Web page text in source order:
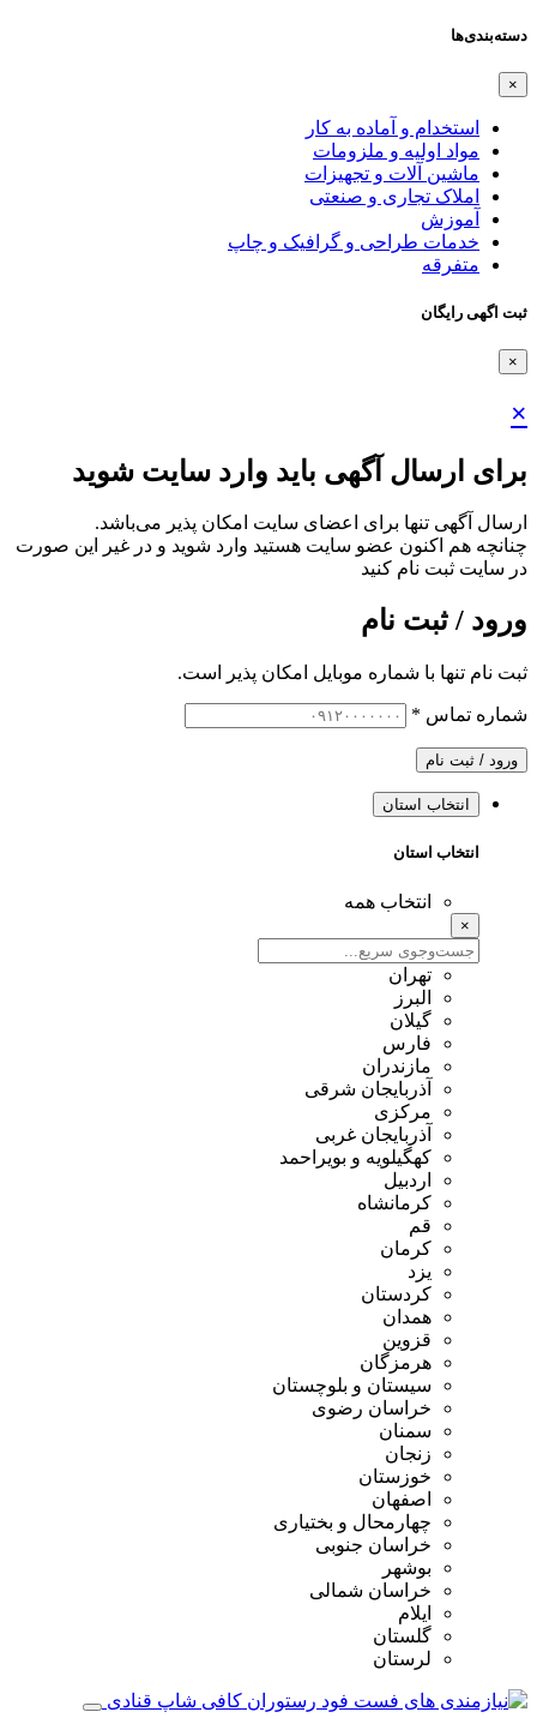
دسته‌بندی‌ها
×
استخدام و آماده به کار
مواد اولیه و ملزومات
ماشین آلات و تجهیزات
املاک تجاری و صنعتی
آموزش
خدمات طراحی و گرافیک و چاپ
متفرقه
ثبت اگهی رایگان
×
×
برای ارسال آگهی باید وارد سایت شوید
ارسال آگهی تنها برای اعضای سایت امکان پذیر می‌باشد.
چنانچه هم‌ اکنون عضو سایت هستید وارد شوید و در غیر این صورت
در سایت ثبت نام کنید
ورود / ثبت نام
ثبت نام تنها با شماره موبایل امکان پذیر است.
شماره تماس *
ورود / ثبت نام
انتخاب استان
انتخاب استان
انتخاب همه
×
تهران
البرز
گیلان
فارس
مازندران
آذربایجان شرقی
مرکزی
آذربایجان غربی
کهگیلویه و بویراحمد
اردبیل
کرمانشاه
قم
کرمان
یزد
کردستان
همدان
قزوین
هرمزگان
سیستان و بلوچستان
خراسان رضوی
سمنان
زنجان
خوزستان
اصفهان
چهارمحال و بختیاری
خراسان جنوبی
بوشهر
خراسان شمالی
ایلام
گلستان
لرستان